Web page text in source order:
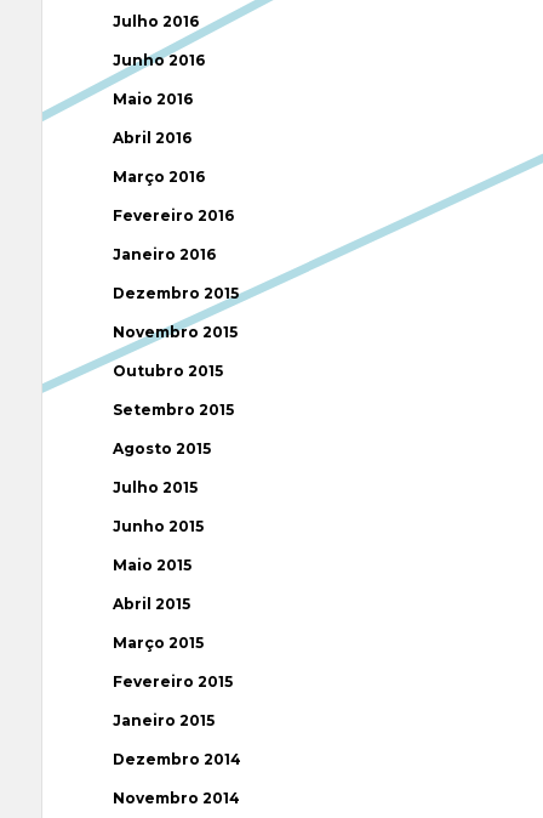
Julho 2016
Junho 2016
Maio 2016
Abril 2016
Março 2016
Fevereiro 2016
Janeiro 2016
Dezembro 2015
Novembro 2015
Outubro 2015
Setembro 2015
Agosto 2015
Julho 2015
Junho 2015
Maio 2015
Abril 2015
Março 2015
Fevereiro 2015
Janeiro 2015
Dezembro 2014
Novembro 2014